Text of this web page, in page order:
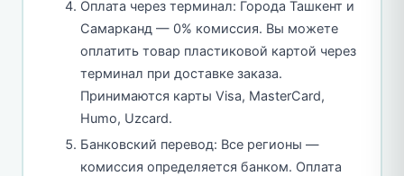
Оплата через терминал: Города Ташкент и
Самарканд — 0% комиссия. Вы можете
оплатить товар пластиковой картой через
терминал при доставке заказа.
Принимаются карты Visa, MasterCard,
Humo, Uzcard.
Банковский перевод: Все регионы —
комиссия определяется банком. Оплата